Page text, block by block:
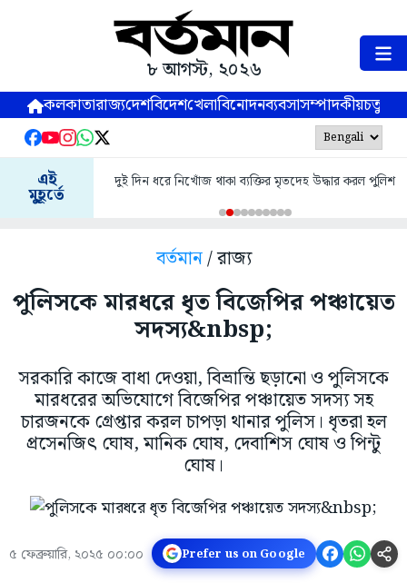
৮ আগস্ট, ২০২৬
কলকাতারাজ্যদেশবিদেশখেলাবিনোদনব্যবসাসম্পাদকীয়
এই
মুহূর্তে
দুই দিন ধরে নিখোঁজ থাকা ব্যক্তির মৃতদেহ উদ্ধার করল পুলিশ
বর্তমান/ রাজ্য
পুলিসকে মারধরে ধৃত বিজেপির পঞ্চায়েত
সদস্য&nbsp;
সরকারি কাজে বাধা দেওয়া, বিভ্রান্তি ছড়ানো ও পুলিসকে
মারধরের অভিযোগে বিজেপির পঞ্চায়েত সদস্য সহ
চারজনকে গ্রেপ্তার করল চাপড়া থানার পুলিস। ধৃতরা হল
প্রসেনজিৎ ঘোষ, মানিক ঘোষ, দেবাশিস ঘোষ ও পিন্টু
ঘোষ।
৫ ফেব্রুয়ারি, ২০২৫ ০০:০০ Prefer us on Google